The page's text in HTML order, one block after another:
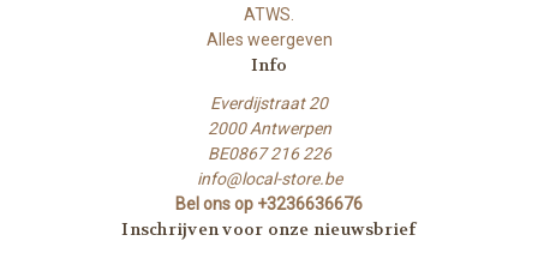
ATWS.
Alles weergeven
Info
Everdijstraat 20
2000 Antwerpen
BE0867 216 226
info@local-store.be
Bel ons op +3236636676
Inschrijven voor onze nieuwsbrief